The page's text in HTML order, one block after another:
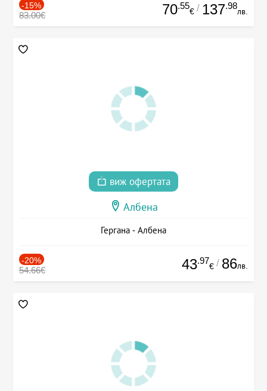
-15%
83.00€ 70.55
€ / 137.98
лв.
виж офертата
Албена
Гергана - Албена
-20%
54.66€ 43.97
€ / 86лв.